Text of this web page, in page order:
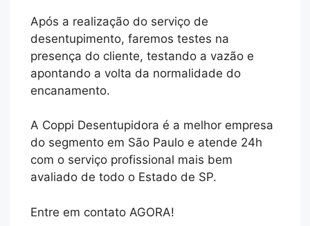
Após a realização do serviço de
desentupimento, faremos testes na
presença do cliente, testando a vazão e
apontando a volta da normalidade do
encanamento.
A Coppi Desentupidora é a melhor empresa
do segmento em São Paulo e atende 24h
com o serviço profissional mais bem
avaliado de todo o Estado de SP.
Entre em contato AGORA!